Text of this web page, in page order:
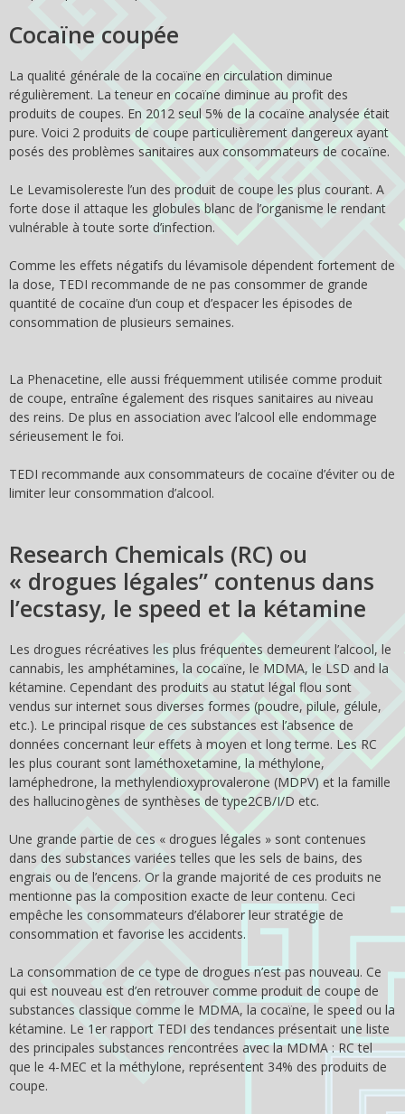
Cocaïne coupée
La qualité générale de la cocaïne en circulation diminue
régulièrement. La teneur en cocaïne diminue au profit des
produits de coupes. En 2012 seul 5% de la cocaïne analysée était
pure. Voici 2 produits de coupe particulièrement dangereux ayant
posés des problèmes sanitaires aux consommateurs de cocaïne.
Le Levamisolereste l’un des produit de coupe les plus courant. A
forte dose il attaque les globules blanc de l’organisme le rendant
vulnérable à toute sorte d’infection.
Comme les effets négatifs du lévamisole dépendent fortement de
la dose, TEDI recommande de ne pas consommer de grande
quantité de cocaïne d’un coup et d’espacer les épisodes de
consommation de plusieurs semaines.
La Phenacetine, elle aussi fréquemment utilisée comme produit
de coupe, entraîne également des risques sanitaires au niveau
des reins. De plus en association avec l’alcool elle endommage
sérieusement le foi.
TEDI recommande aux consommateurs de cocaïne d’éviter ou de
limiter leur consommation d’alcool.
Research Chemicals (RC) ou
« drogues légales” contenus dans
l’ecstasy, le speed et la kétamine
Les drogues récréatives les plus fréquentes demeurent l’alcool, le
cannabis, les amphétamines, la cocaïne, le MDMA, le LSD and la
kétamine. Cependant des produits au statut légal flou sont
vendus sur internet sous diverses formes (poudre, pilule, gélule,
etc.). Le principal risque de ces substances est l’absence de
données concernant leur effets à moyen et long terme. Les RC
les plus courant sont laméthoxetamine, la méthylone,
laméphedrone, la methylendioxyprovalerone (MDPV) et la famille
des hallucinogènes de synthèses de type2CB/I/D etc.
Une grande partie de ces « drogues légales » sont contenues
dans des substances variées telles que les sels de bains, des
engrais ou de l’encens. Or la grande majorité de ces produits ne
mentionne pas la composition exacte de leur contenu. Ceci
empêche les consommateurs d’élaborer leur stratégie de
consommation et favorise les accidents.
La consommation de ce type de drogues n’est pas nouveau. Ce
qui est nouveau est d’en retrouver comme produit de coupe de
substances classique comme le MDMA, la cocaïne, le speed ou la
kétamine. Le 1er rapport TEDI des tendances présentait une liste
des principales substances rencontrées avec la MDMA : RC tel
que le 4-MEC et la méthylone, représentent 34% des produits de
coupe.